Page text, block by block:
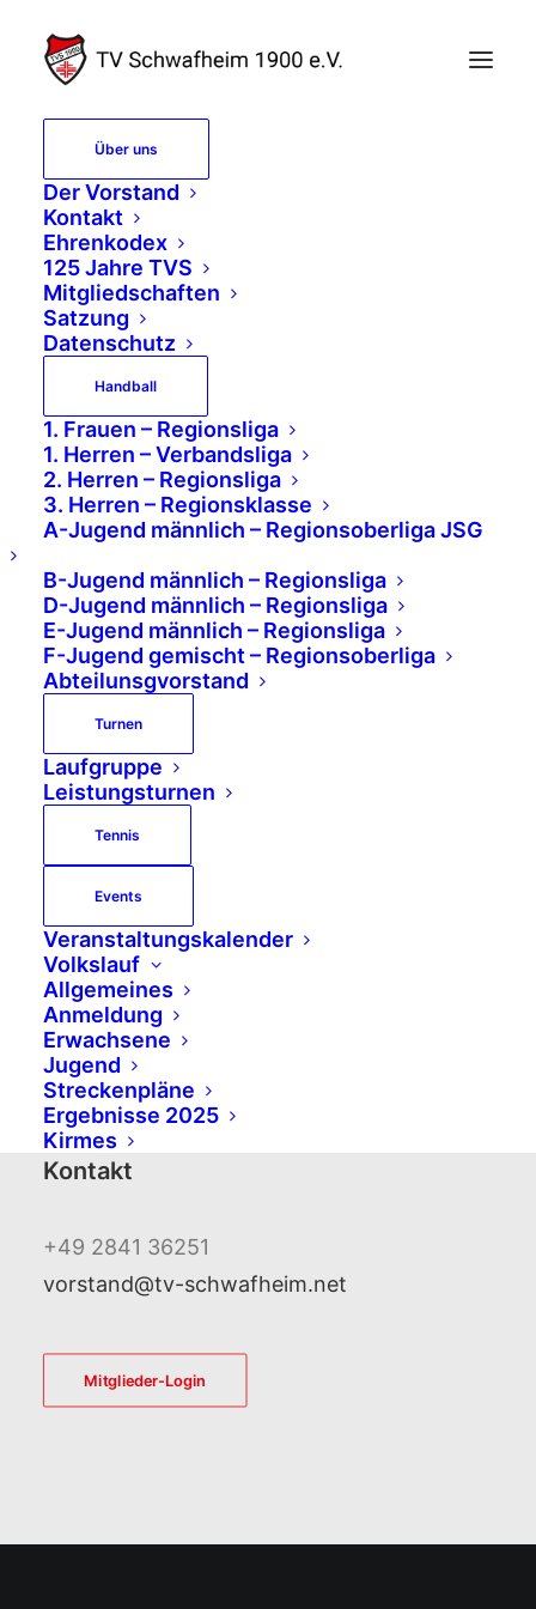
Über uns
Der Vorstand
Kontakt
Ehrenkodex
125 Jahre TVS
Mitgliedschaften
Satzung
Datenschutz
Handball
1. Frauen – Regionsliga
1. Herren – Verbandsliga
2. Herren – Regionsliga
3. Herren – Regionsklasse
A-Jugend männlich – Regionsoberliga JSG
B-Jugend männlich – Regionsliga
D-Jugend männlich – Regionsliga
E-Jugend männlich – Regionsliga
F-Jugend gemischt – Regionsoberliga
Abteilunsgvorstand
Turnen
Laufgruppe
Leistungsturnen
Tennis
Events
Veranstaltungskalender
Volkslauf
Allgemeines
Anmeldung
Erwachsene
Jugend
Streckenpläne
Ergebnisse 2025
Kirmes
Passwort
zurücksetzen
E-Mail-Adresse
Abteilungen
Handball
Turnen
Tennis
Büro
TV Schwafheim 1900 e. V.
Dorfstraße 3
47447 Moers
Kontakt
+49 2841 36251
vorstand@tv-schwafheim.net
Mitglieder-Login